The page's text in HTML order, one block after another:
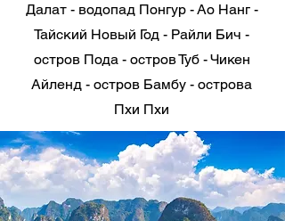
Далат - водопад Понгур - Ао Нанг -
Тайский Новый Год - Райли Бич -
остров Пода - остров Туб - Чикен
Айленд - остров Бамбу - острова
Пхи Пхи